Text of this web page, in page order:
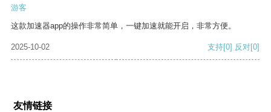
游客
这款加速器app的操作非常简单，一键加速就能开启，非常方便。
2025-10-02 支持[0] 反对[0]
友情链接